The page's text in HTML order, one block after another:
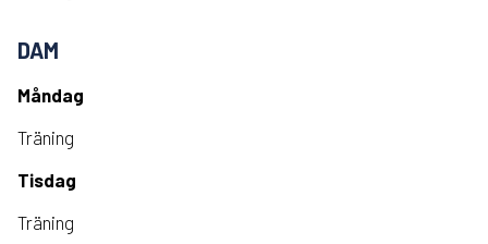
DAM
Måndag
Träning
Tisdag
Träning